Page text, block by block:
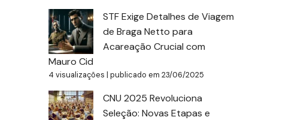
STF Exige Detalhes de Viagem
de Braga Netto para
Acareação Crucial com
Mauro Cid
4 visualizações | publicado em 23/06/2025
CNU 2025 Revoluciona
Seleção: Novas Etapas e